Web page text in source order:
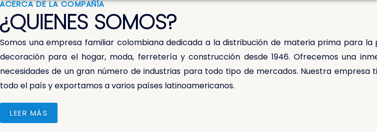
ACERCA DE LA COMPAÑÍA
¿QUIENES SOMOS?
Somos una empresa familiar colombiana dedicada a la distribución de materia prima para
decoración para el hogar, moda, ferretería y construcción desde 1946. Ofrecemos una
necesidades de un gran número de industrias para todo tipo de mercados. Nuestra
todo el país y exportamos a varios países latinoamericanos.
LEER MÁS